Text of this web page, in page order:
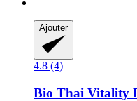
Ajouter
4.8 (4)
Bio Thai Vitality